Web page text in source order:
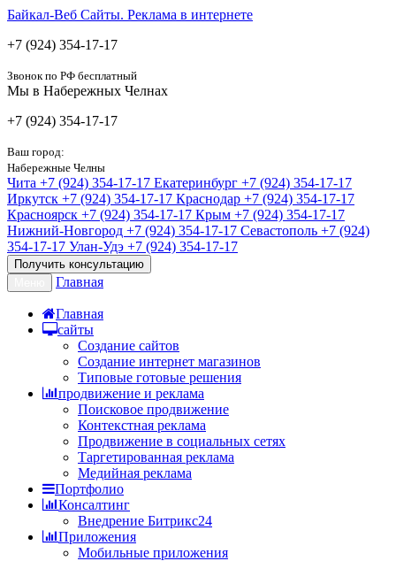
Байкал-Веб Сайты. Реклама в интернете
+7 (924) 354-17-17
Звонок по РФ бесплатный
Мы в Набережных Челнах
+7 (924) 354-17-17
Ваш город:
Набережные Челны
Чита +7 (924) 354-17-17 Екатеринбург +7 (924) 354-17-17
Иркутск +7 (924) 354-17-17 Краснодар +7 (924) 354-17-17
Красноярск +7 (924) 354-17-17 Крым +7 (924) 354-17-17
Нижний-Новгород +7 (924) 354-17-17 Севастополь +7 (924)
354-17-17 Улан-Удэ +7 (924) 354-17-17
Получить консультацию
Главная
Главная
сайты
Создание сайтов
Создание интернет магазинов
Типовые готовые решения
продвижение и реклама
Поисковое продвижение
Контекстная реклама
Продвижение в социальных сетях
Таргетированная реклама
Медийная реклама
Портфолио
Консалтинг
Внедрение Битрикс24
Приложения
Мобильные приложения